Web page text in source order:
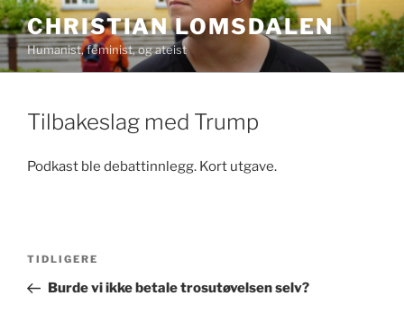
Gå
til
innhold
CHRISTIAN LOMSDALEN
Humanist, feminist, og ateist
Tilbakeslag med Trump
Podkast ble debattinnlegg. Kort utgave.
Innleggsnavigasjon
Forrige
innlegg
TIDLIGERE
Burde vi ikke betale trosutøvelsen selv?